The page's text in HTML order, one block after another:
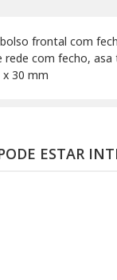
frontal com
rede com fecho,
30 mm
ESTAR